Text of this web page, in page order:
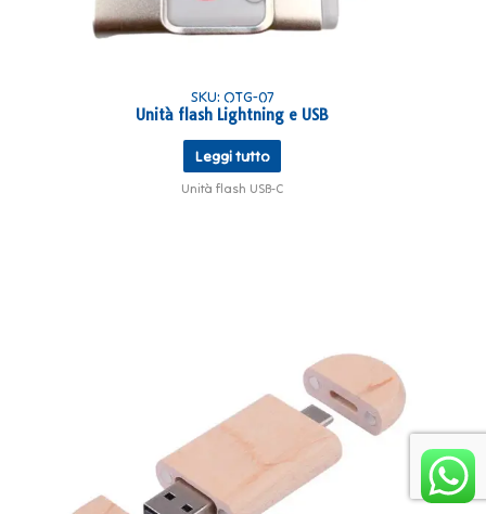
SKU: OTG-07
Unità flash Lightning e USB
Leggi tutto
Unità flash USB-C